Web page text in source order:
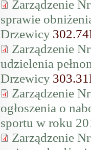
Zarządzenie
sprawie
Drzewicy
Zarządzenie
udzielenia
Drzewicy
Zarządzenie
ogłoszenia o
sportu w roku
Zarządzenie